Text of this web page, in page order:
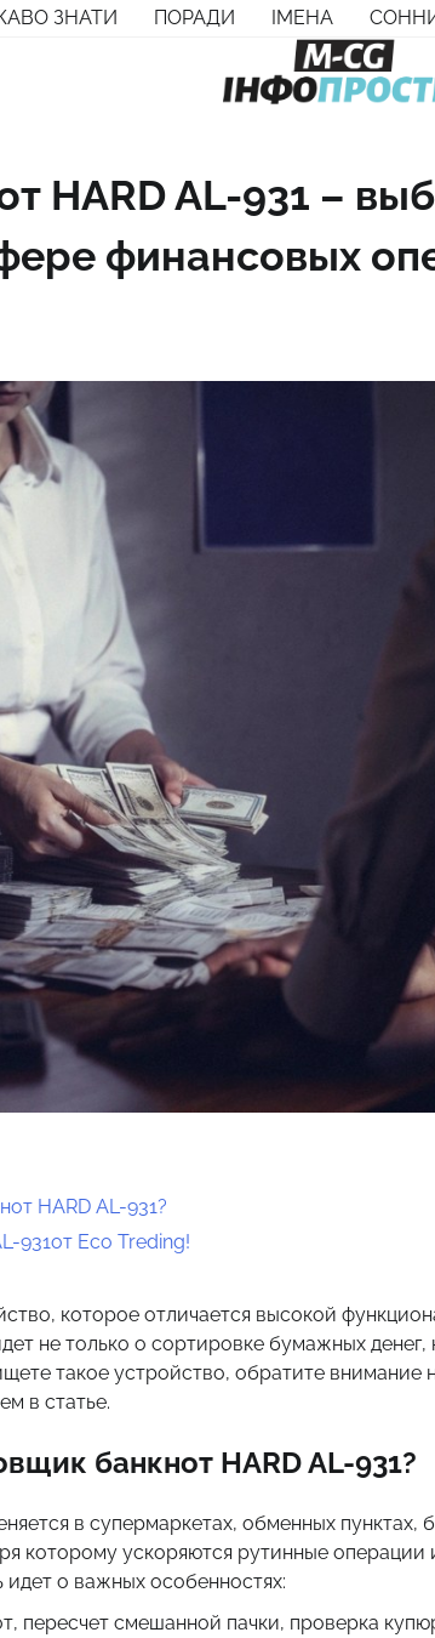
ЗНАТИ ПОРАДИ ІМЕНА
HARD AL-931 –
финансовых
HARD AL-931?
931от Eco Treding!
которое отличается высокой
не только о сортировке бумажных
такое устройство, обратите внимание
в статье.
банкнот HARD AL-931?
в супермаркетах, обменных пунктах,
которому ускоряются рутинные операции
о важных особенностях:
пересчет смешанной пачки, проверка